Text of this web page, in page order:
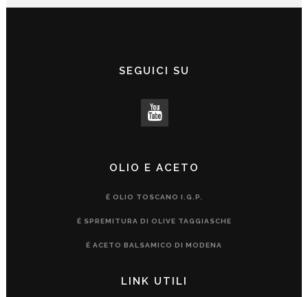
SEGUICI SU
OLIO E ACETO
É OLIO TOSCANO I.G.P.
É SPREMITURA DI OLIVE TAGGIASCHE
É ACETO BALSAMICO DI MODENA
LINK UTILI